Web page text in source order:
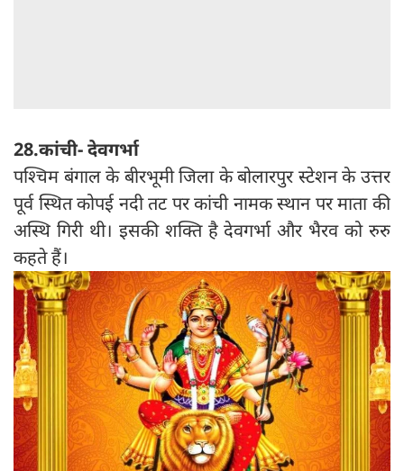
28.कांची- देवगर्भा
पश्चिम बंगाल के बीरभूमी जिला के बोलारपुर स्टेशन के उत्तर
पूर्व स्थित कोपई नदी तट पर कांची नामक स्थान पर माता की
अस्थि गिरी थी। इसकी शक्ति है देवगर्भा और भैरव को रुरु
कहते हैं।